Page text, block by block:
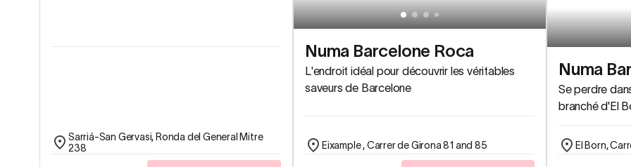
Sarriá-San Gervasi, Ronda del General Mitre
238
Numa Barcelone Roca
L'endroit idéal pour découvrir les véritables
saveurs de Barcelone
Eixample , Carrer de Girona 81 and 85
Numa
Se perdre
branché d'El
El Born,